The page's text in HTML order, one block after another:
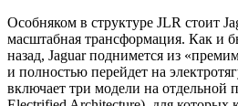
Особняком в структуре JLR стоит
масштабная трансформация. Как и
назад, Jaguar поднимется из
и полностью перейдет на
включает три модели на отдельной